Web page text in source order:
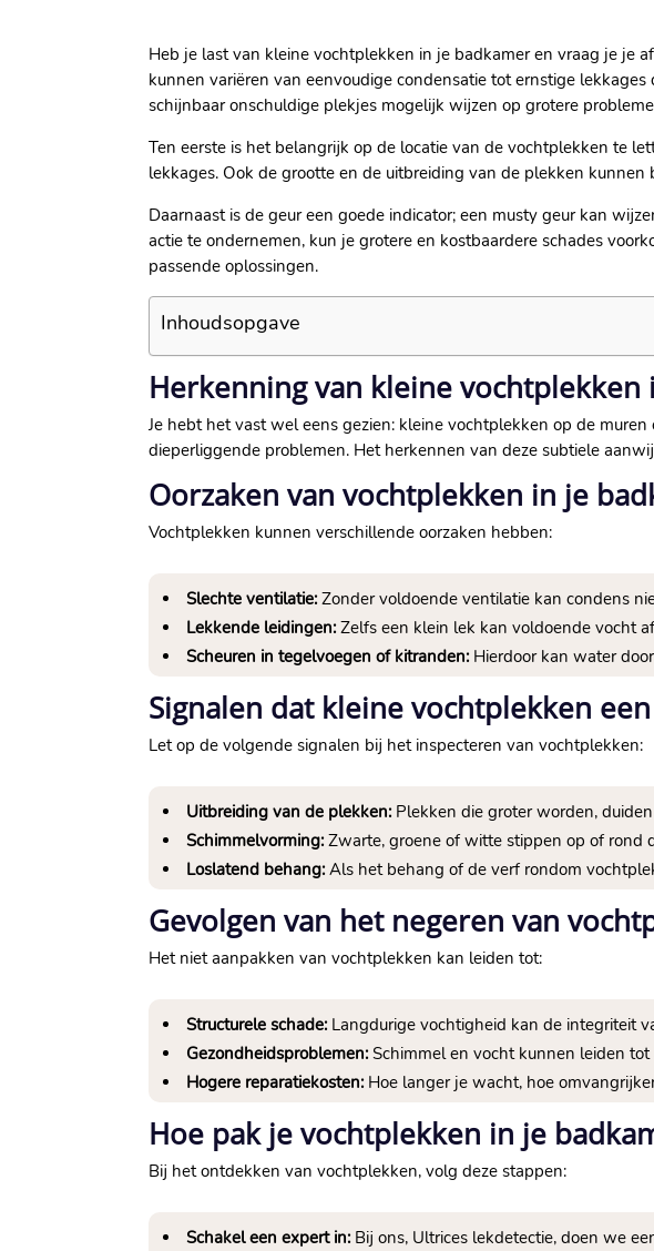
Heb je last van kleine vochtplekken in je badkamer en vraag je je
kunnen variëren van eenvoudige condensatie tot ernstige
schijnbaar onschuldige plekjes mogelijk wijzen op grotere
Ten eerste is het belangrijk op de locatie van de vochtplekken te
lekkages. Ook de grootte en de uitbreiding van de plekken
Daarnaast is de geur een goede indicator; een musty geur kan
actie te ondernemen, kun je grotere en kostbaardere schades
passende oplossingen.
Inhoudsopgave
Herkenning van kleine
Je hebt het vast wel eens gezien: kleine vochtplekken op de
dieperliggende problemen. Het herkennen van deze subtiele
Oorzaken van vochtplekken in je
Vochtplekken kunnen verschillende oorzaken hebben:
Slechte ventilatie:Zonder voldoende ventilatie kan condens
Lekkende leidingen:Zelfs een klein lek kan voldoende vocht
Scheuren in tegelvoegen of kitranden:Hierdoor kan water
Signalen dat kleine vochtplekken
Let op de volgende signalen bij het inspecteren van vochtplekken:
Uitbreiding van de plekken:Plekken die groter worden,
Schimmelvorming:Zwarte, groene of witte stippen op of rond
Loslatend behang:Als het behang of de verf rondom
Gevolgen van het negeren van
Het niet aanpakken van vochtplekken kan leiden tot:
Structurele schade:Langdurige vochtigheid kan de integriteit
Gezondheidsproblemen:Schimmel en vocht kunnen leiden
Hogere reparatiekosten:Hoe langer je wacht, hoe
Hoe pak je vochtplekken in je
Bij het ontdekken van vochtplekken, volg deze stappen:
Schakel een expert in:Bij ons, Ultrices lekdetectie, doen we